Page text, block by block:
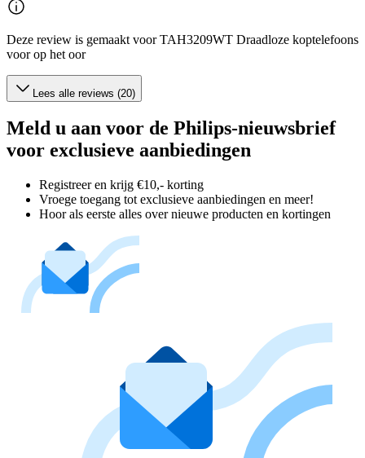
Deze review is gemaakt voor TAH3209WT Draadloze koptelefoons
voor op het oor
Lees alle reviews (20)
Meld u aan voor de Philips-nieuwsbrief
voor exclusieve aanbiedingen
Registreer en krijg €10,- korting
Vroege toegang tot exclusieve aanbiedingen en meer!
Hoor als eerste alles over nieuwe producten en kortingen